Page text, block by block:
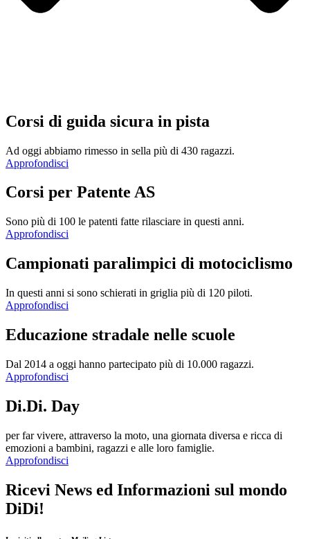
Corsi di guida sicura in pista
Ad oggi abbiamo rimesso in sella più di 430 ragazzi.
Approfondisci
Corsi per Patente AS
Sono più di 100 le patenti fatte rilasciare in questi anni.
Approfondisci
Campionati paralimpici di motociclismo
In questi anni si sono schierati in griglia più di 120 piloti.
Approfondisci
Educazione stradale nelle scuole
Dal 2014 a oggi hanno partecipato più di 10.000 ragazzi.
Approfondisci
Di.Di. Day
per far vivere, attraverso la moto, una giornata diversa e ricca di
emozioni a bambini, ragazzi e alle loro famiglie.
Approfondisci
Ricevi News ed Informazioni sul mondo
DiDi!